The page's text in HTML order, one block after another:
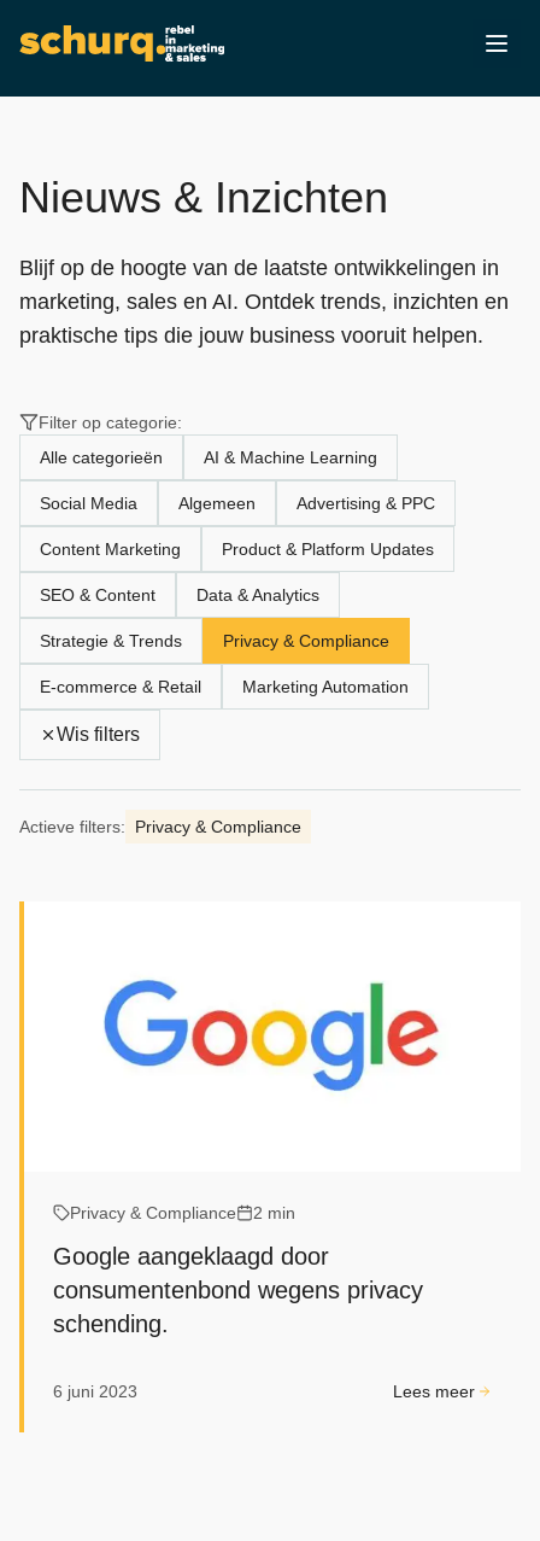
Nieuws & Inzichten
Blijf op de hoogte van de laatste ontwikkelingen in
marketing, sales en AI. Ontdek trends, inzichten en
praktische tips die jouw business vooruit helpen.
Filter op categorie:
Alle categorieën
AI & Machine Learning
Social Media Algemeen Advertising & PPC
Content Marketing Product & Platform Updates
SEO & Content Data & Analytics
Strategie & Trends Privacy & Compliance
E‑commerce & Retail Marketing Automation
Wis filters
Actieve filters: Privacy & Compliance
Privacy & Compliance 2 min
Google aangeklaagd door
consumentenbond wegens privacy
schending.
6 juni 2023 Lees meer